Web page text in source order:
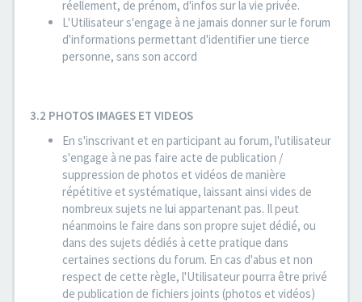
réellement, de prénom, d'infos sur la vie privée.
L'Utilisateur s'engage à ne jamais donner sur le forum
d'informations permettant d'identifier une tierce
personne, sans son accord
3.2 PHOTOS IMAGES ET VIDEOS
En s'inscrivant et en participant au forum, l'utilisateur
s'engage à ne pas faire acte de publication /
suppression de photos et vidéos de manière
répétitive et systématique, laissant ainsi vides de
nombreux sujets ne lui appartenant pas. Il peut
néanmoins le faire dans son propre sujet dédié, ou
dans des sujets dédiés à cette pratique dans
certaines sections du forum. En cas d'abus et non
respect de cette règle, l'Utilisateur pourra être privé
de publication de fichiers joints (photos et vidéos)